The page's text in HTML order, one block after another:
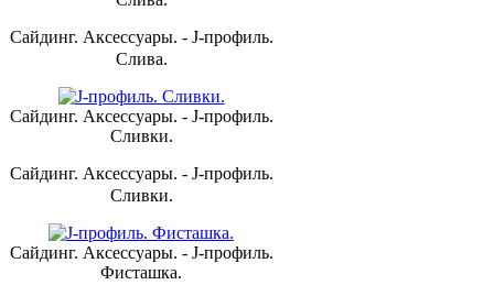
Сайдинг. Аксессуары. - J-профиль.
Слива.
Сайдинг. Аксессуары. - J-профиль.
Сливки.
Сайдинг. Аксессуары. - J-профиль.
Сливки.
Сайдинг. Аксессуары. - J-профиль.
Фисташка.